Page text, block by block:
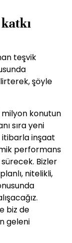
teşvik
şöyle
milyon konutun
sıra yeni
itibarla inşaat
performans
Bizler
nitelikli,
biz de
geleni